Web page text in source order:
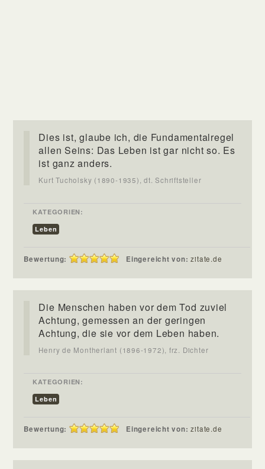
Dies ist, glaube ich, die Fundamentalregel
allen Seins: Das Leben ist gar nicht so. Es
ist ganz anders.
Kurt Tucholsky (1890-1935), dt. Schriftsteller
KATEGORIEN:
Leben
Bewertung: Eingereicht von:zitate.de
Die Menschen haben vor dem Tod zuviel
Achtung, gemessen an der geringen
Achtung, die sie vor dem Leben haben.
Henry de Montherlant (1896-1972), frz. Dichter
KATEGORIEN:
Leben
Bewertung: Eingereicht von:zitate.de